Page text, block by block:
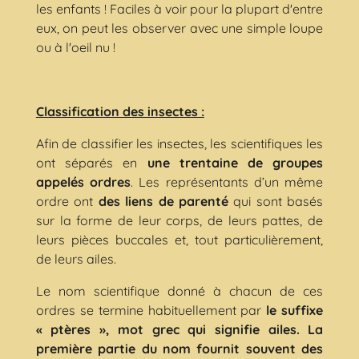
les enfants ! Faciles à voir pour la plupart d'entre
eux, on peut les observer avec une simple loupe
ou à l'oeil nu !
Classification des insectes :
Afin de classifier les insectes, les scientifiques les
ont séparés en une trentaine de groupes
appelés ordres. Les représentants d’un même
ordre ont des liens de parentéqui sont basés
sur la forme de leur corps, de leurs pattes, de
leurs pièces buccales et, tout particulièrement,
de leurs ailes.
Le nom scientifique donné à chacun de ces
ordres se termine habituellement par le suffixe
« ptères », mot grec qui signifie ailes. La
première partie du nom fournit souvent des